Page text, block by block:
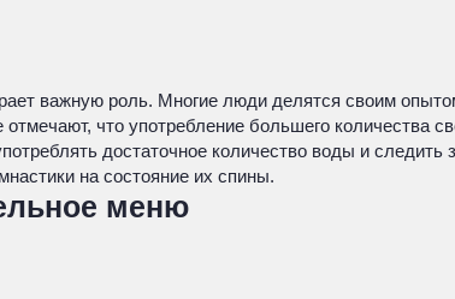
важную роль. Многие люди делятся своим
что употребление большего количества
достаточное количество воды и
на состояние их спины.
меню